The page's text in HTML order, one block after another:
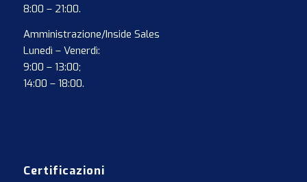
8:00 – 21:00.
Amministrazione/Inside Sales
Lunedì – Venerdì:
9:00 – 13:00;
14:00 – 18:00.
Certificazioni